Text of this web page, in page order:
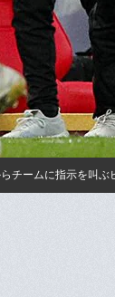
チームに指示を叫ぶ